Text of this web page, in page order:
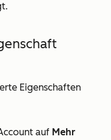
Eigenschaften
auf Mehr